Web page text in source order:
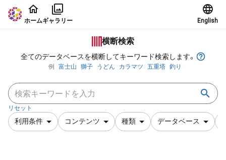
本文に飛ぶ
ホームギャラリー English
横断検索
全てのデータベースを横断してキーワード検索します。
例 富士山 獅子 うどん カラマツ 五重塔 釣り
リセット
利用条件 コンテンツ 種類 データベース